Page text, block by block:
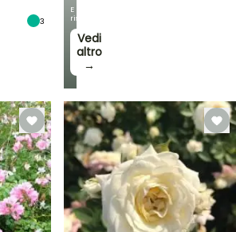
BULBI
PRIMAVERILI
NOVITÀ:
IRIS
E
risparmiate!
Vedi
altro
→
3